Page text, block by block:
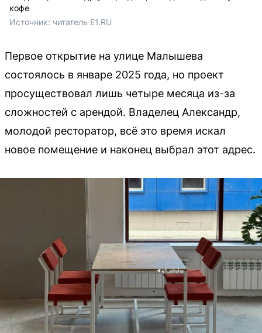
кофе
Источник: читатель E1.RU
Первое открытие на улице Малышева
состоялось в январе 2025 года, но проект
просуществовал лишь четыре месяца из-за
сложностей с арендой. Владелец Александр,
молодой ресторатор, всё это время искал
новое помещение и наконец выбрал этот адрес.